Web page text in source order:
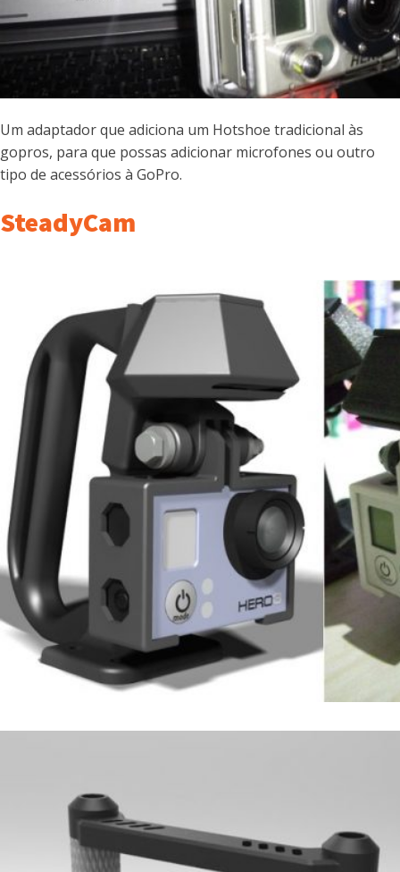
Um adaptador que adiciona um Hotshoe tradicional às
gopros, para que possas adicionar microfones ou outro
tipo de acessórios à GoPro.
SteadyCam